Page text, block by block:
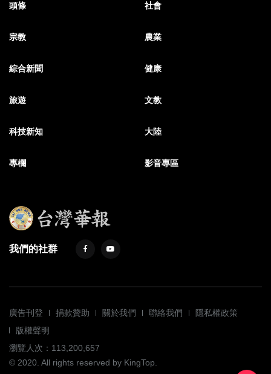
頭條 社會
宗教 農業
綜合新聞 健康
旅遊 文教
科技新知 大陸
專欄 影音專區
我們的社群
廣告刊登 捐款贊助 關於我們 聯絡我們
隱私權政策
版權聲明
瀏覽人次：113,200,657
© 2020. All rights reserved by KingTop.